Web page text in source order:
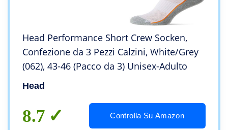
Head Performance Short Crew Socken,
Confezione da 3 Pezzi Calzini, White/Grey
(062), 43-46 (Pacco da 3) Unisex-Adulto
Head
8.7 Controlla Su Amazon